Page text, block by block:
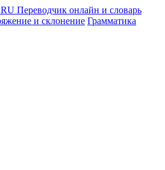
и склонение Грамматика